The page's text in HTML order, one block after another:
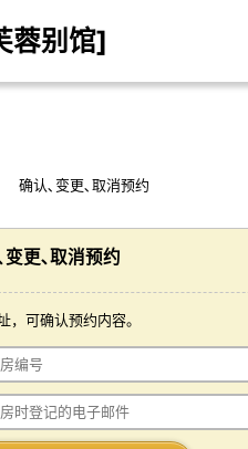
蓉别馆]
确认､变更､取消预约
变更､取消预约
可确认预约内容。